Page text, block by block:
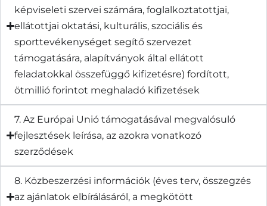
képviseleti szervei számára, foglalkoztatottjai,
ellátottjai oktatási, kulturális, szociális és
sporttevékenységet segítő szervezet
támogatására, alapítványok által ellátott
feladatokkal összefüggő kifizetésre) fordított,
ötmillió forintot meghaladó kifizetések
7. Az Európai Unió támogatásával megvalósuló
fejlesztések leírása, az azokra vonatkozó
szerződések
8. Közbeszerzési információk (éves terv, összegzés
az ajánlatok elbírálásáról, a megkötött